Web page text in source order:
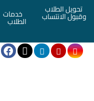
تحويل الطلاب
وقبول الانتساب خدمات
الطلاب